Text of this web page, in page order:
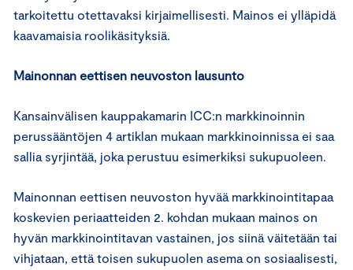
tarkoitettu otettavaksi kirjaimellisesti. Mainos ei ylläpidä
kaavamaisia roolikäsityksiä.
Mainonnan eettisen neuvoston lausunto
Kansainvälisen kauppakamarin ICC:n markkinoinnin
perussääntöjen 4 artiklan mukaan markkinoinnissa ei saa
sallia syrjintää, joka perustuu esimerkiksi sukupuoleen.
Mainonnan eettisen neuvoston hyvää markkinointitapaa
koskevien periaatteiden 2. kohdan mukaan mainos on
hyvän markkinointitavan vastainen, jos siinä väitetään tai
vihjataan, että toisen sukupuolen asema on sosiaalisesti,